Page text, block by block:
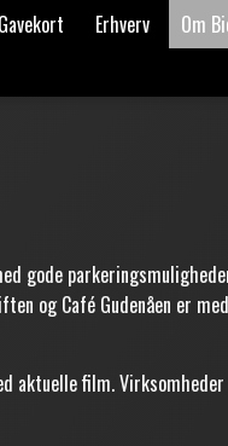
Gavekort Erhverv Om
gode
og Café Gudenåen er
aktuelle film.